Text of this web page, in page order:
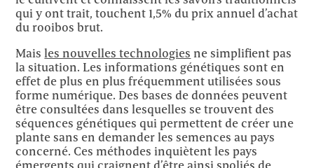
qui y ont trait, touchent 1,5% du prix annuel d’achat
du rooibos brut.
Maisles nouvelles technologies ne simplifient pas
la situation. Les informations génétiques sont en
effet de plus en plus fréquemment utilisées sous
forme numérique. Des bases de données peuvent
être consultées dans lesquelles se trouvent des
séquences génétiques qui permettent de créer une
plante sans en demander les semences au pays
concerné. Ces méthodes inquiètent les pays
émergents qui craignent d’être ainsi spoliés de